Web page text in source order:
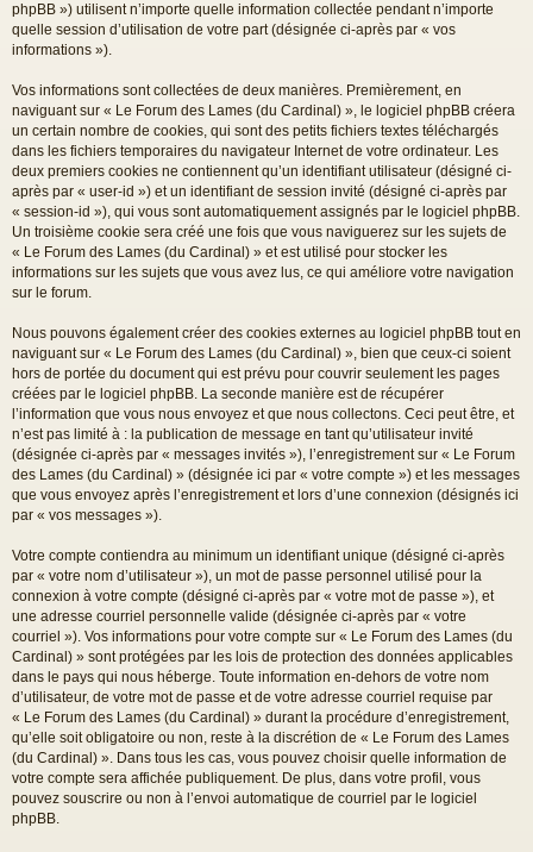
phpBB ») utilisent n’importe quelle information collectée pendant n’importe
quelle session d’utilisation de votre part (désignée ci-après par « vos
informations »).
Vos informations sont collectées de deux manières. Premièrement, en
naviguant sur « Le Forum des Lames (du Cardinal) », le logiciel phpBB créera
un certain nombre de cookies, qui sont des petits fichiers textes téléchargés
dans les fichiers temporaires du navigateur Internet de votre ordinateur. Les
deux premiers cookies ne contiennent qu’un identifiant utilisateur (désigné ci-
après par « user-id ») et un identifiant de session invité (désigné ci-après par
« session-id »), qui vous sont automatiquement assignés par le logiciel phpBB.
Un troisième cookie sera créé une fois que vous naviguerez sur les sujets de
« Le Forum des Lames (du Cardinal) » et est utilisé pour stocker les
informations sur les sujets que vous avez lus, ce qui améliore votre navigation
sur le forum.
Nous pouvons également créer des cookies externes au logiciel phpBB tout en
naviguant sur « Le Forum des Lames (du Cardinal) », bien que ceux-ci soient
hors de portée du document qui est prévu pour couvrir seulement les pages
créées par le logiciel phpBB. La seconde manière est de récupérer
l’information que vous nous envoyez et que nous collectons. Ceci peut être, et
n’est pas limité à : la publication de message en tant qu’utilisateur invité
(désignée ci-après par « messages invités »), l’enregistrement sur « Le Forum
des Lames (du Cardinal) » (désignée ici par « votre compte ») et les messages
que vous envoyez après l’enregistrement et lors d’une connexion (désignés ici
par « vos messages »).
Votre compte contiendra au minimum un identifiant unique (désigné ci-après
par « votre nom d’utilisateur »), un mot de passe personnel utilisé pour la
connexion à votre compte (désigné ci-après par « votre mot de passe »), et
une adresse courriel personnelle valide (désignée ci-après par « votre
courriel »). Vos informations pour votre compte sur « Le Forum des Lames (du
Cardinal) » sont protégées par les lois de protection des données applicables
dans le pays qui nous héberge. Toute information en-dehors de votre nom
d’utilisateur, de votre mot de passe et de votre adresse courriel requise par
« Le Forum des Lames (du Cardinal) » durant la procédure d’enregistrement,
qu’elle soit obligatoire ou non, reste à la discrétion de « Le Forum des Lames
(du Cardinal) ». Dans tous les cas, vous pouvez choisir quelle information de
votre compte sera affichée publiquement. De plus, dans votre profil, vous
pouvez souscrire ou non à l’envoi automatique de courriel par le logiciel
phpBB.